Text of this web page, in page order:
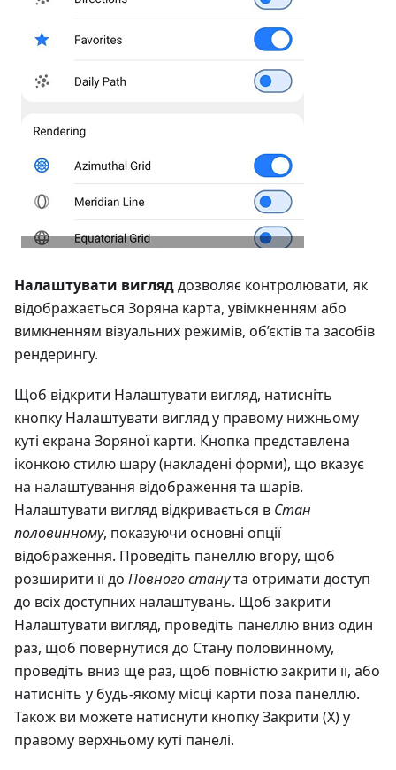
Налаштувати вигляддозволяє контролювати, як
відображається Зоряна карта, увімкненням або
вимкненням візуальних режимів, об’єктів та засобів
рендерингу.
Щоб відкрити Налаштувати вигляд, натисніть
кнопку Налаштувати вигляд у правому нижньому
куті екрана Зоряної карти. Кнопка представлена
іконкою стилю шару (накладені форми), що вказує
на налаштування відображення та шарів.
Налаштувати вигляд відкривається в Стан
половинному, показуючи основні опції
відображення. Проведіть панеллю вгору, щоб
розширити її до Повного станута отримати доступ
до всіх доступних налаштувань. Щоб закрити
Налаштувати вигляд, проведіть панеллю вниз один
раз, щоб повернутися до Стану половинному,
проведіть вниз ще раз, щоб повністю закрити її, або
натисніть у будь-якому місці карти поза панеллю.
Також ви можете натиснути кнопку Закрити (X) у
правому верхньому куті панелі.